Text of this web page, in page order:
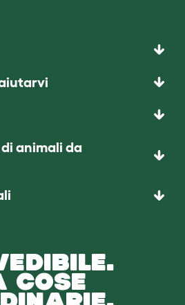
animali da
COSE